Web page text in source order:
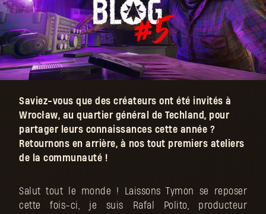
Saviez-vous que des créateurs ont été invités à
Wrocław, au quartier général de Techland, pour
partager leurs connaissances cette année ?
Retournons en arrière, à nos tout premiers ateliers
de la communauté !
Salut tout le monde ! Laissons Tymon se reposer
cette fois-ci, je suis Rafal Polito, producteur